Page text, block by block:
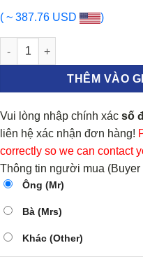
( ~ 387.76 USD )
NẮP CAPO MERCEDES
THÊM VÀO
Vui lòng nhập chính xác số
liên hệ xác nhận đơn hàng!
correctly so we can contact
Thông tin người mua (Buyer
Ông (Mr)
Bà (Mrs)
Khác (Other)